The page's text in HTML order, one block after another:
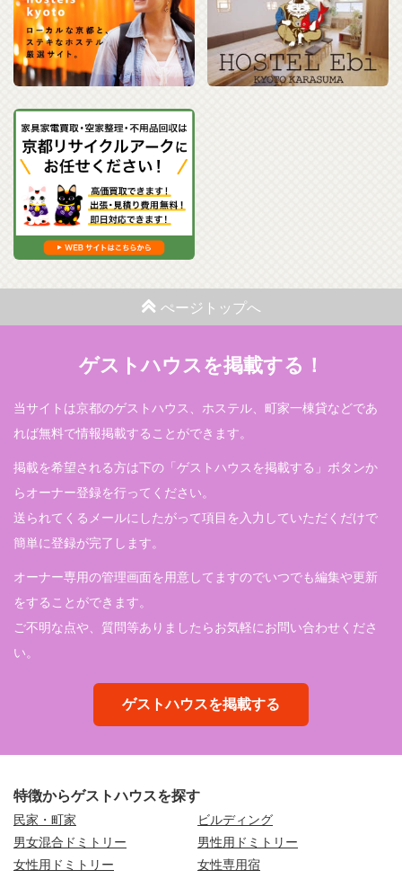
ぺージトップへ
ゲストハウスを掲載する！
当サイトは京都のゲストハウス、ホステル、町家一棟貸などであ
れば無料で情報掲載することができます。
掲載を希望される方は下の「ゲストハウスを掲載する」ボタンか
らオーナー登録を行ってください。
送られてくるメールにしたがって項目を入力していただくだけで
簡単に登録が完了します。
オーナー専用の管理画面を用意してますのでいつでも編集や更新
をすることができます。
ご不明な点や、質問等ありましたらお気軽にお問い合わせくださ
い。
ゲストハウスを掲載する
特徴からゲストハウスを探す
民家・町家
ビルディング
男女混合ドミトリー
男性用ドミトリー
女性用ドミトリー
女性専用宿